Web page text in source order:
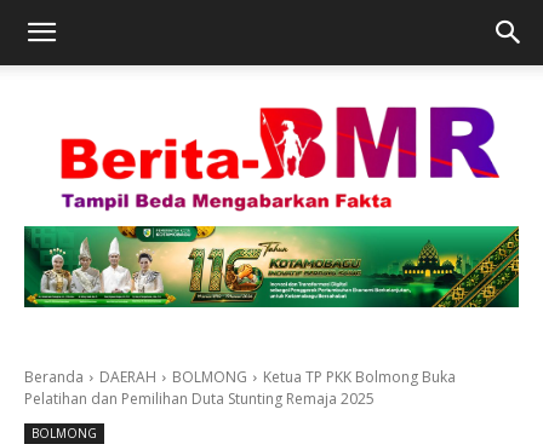
Beranda DAERAH BOLMONG
Ketua TP PKK Bolmong Buka
Pelatihan dan Pemilihan Duta Stunting Remaja 2025
BOLMONG